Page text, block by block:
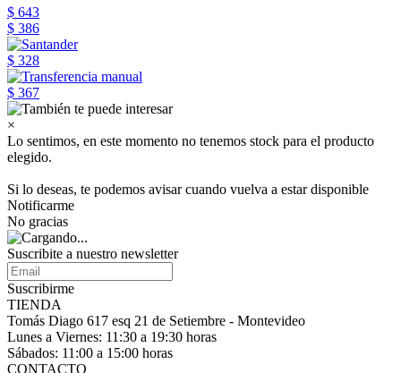
$ 643
$ 386
$ 328
$ 367
×
Lo sentimos, en este momento no tenemos stock para el producto
elegido.
Si lo deseas, te podemos avisar cuando vuelva a estar disponible
Notificarme
No gracias
Suscribite a nuestro newsletter
Suscribirme
TIENDA
Tomás Diago 617 esq 21 de Setiembre - Montevideo
Lunes a Viernes: 11:30 a 19:30 horas
Sábados: 11:00 a 15:00 horas
CONTACTO